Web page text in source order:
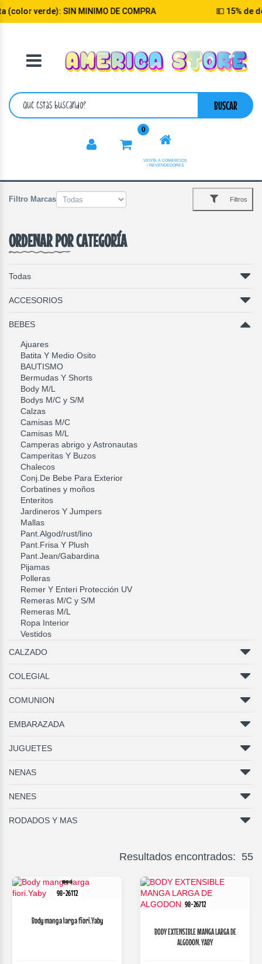
DE COMPRA 💵 15% de descuento
BUSCAR
0
VENTA A COMERCIOS
/ REVENDEDORES
VOLVER
CATEGORIA
Filtro Marcas Filtros
ORDENAR POR CATEGORÍA
Todas
ACCESORIOS
BEBES
Ajuares
Batita Y Medio Osito
BAUTISMO
Bermudas Y Shorts
Body M/L
Bodys M/C y S/M
Calzas
Camisas M/C
Camisas M/L
Camperas abrigo y Astronautas
Camperitas Y Buzos
Chalecos
Conj.De Bebe Para Exterior
Corbatines y moños
Enteritos
Jardineros Y Jumpers
Mallas
Pant.Algod/rust/lino
Pant.Frisa Y Plush
Pant.Jean/Gabardina
Pijamas
Polleras
Remer Y Enteri Protección UV
Remeras M/C y S/M
Remeras M/L
Ropa Interior
Vestidos
CALZADO
COLEGIAL
COMUNION
EMBARAZADA
JUGUETES
NENAS
NENES
RODADOS Y MAS
Resultados encontrados: 55
98-26112
Body manga larga fiori.Yaby
98-26712
BODY EXTENSIBLE MANGA LARGA DE
ALGODON. YABY